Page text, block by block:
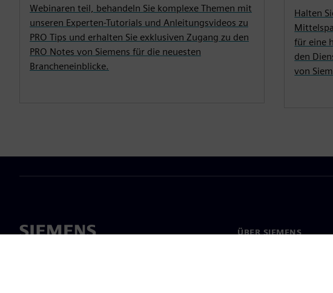
Webinaren teil, behandeln Sie komplexe Themen mit
unseren Experten-Tutorials und Anleitungsvideos zu
PRO Tips und erhalten Sie exklusiven Zugang zu den
PRO Notes von Siemens für die neuesten
Brancheneinblicke.
Halten
für eine
den
von
ÜBER SIEMENS